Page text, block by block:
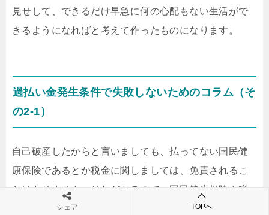
見せして、できるだけ早急に何の心配もない生活がで
きるようになればと考えて作ったものになります。
過払い金発生条件で失敗しないためのコラム（そ
の2-1）
自己破産したからと言いましても、払ってない国民健
康保険であるとか税金に関しましては、免責されるこ
とはありません。それがあるので、国民健康保険や税
金については、個々に市役所担当窓口に足を運んで相
シェア TOPへ